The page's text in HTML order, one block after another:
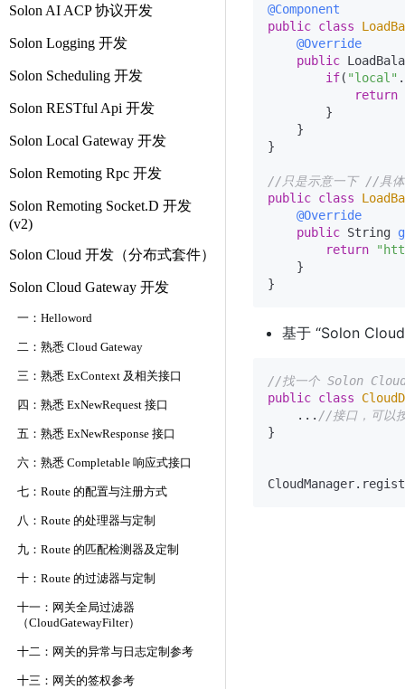
Solon AI ACP 协议开发
Solon Logging 开发
Solon Scheduling 开发
Solon RESTful Api 开发
Solon Local Gateway 开发
Solon Remoting Rpc 开发
Solon Remoting Socket.D 开发
(v2)
Solon Cloud 开发（分布式套件）
Solon Cloud Gateway 开发
一：Helloword
二：熟悉 Cloud Gateway
三：熟悉 ExContext 及相关接口
四：熟悉 ExNewRequest 接口
五：熟悉 ExNewResponse 接口
六：熟悉 Completable 响应式接口
七：Route 的配置与注册方式
八：Route 的处理器与定制
九：Route 的匹配检测器及定制
十：Route 的过滤器与定制
十一：网关全局过滤器
（CloudGatewayFilter）
十二：网关的异常与日志定制参考
十三：网关的签权参考
@Component
public class
@Override
public
if( "local"
return
        }
    }
}
//只是示意一下 //具
public class
@Override
public String
return
    }
基于 “Solon
//找一个 Solon
public class
    ...
//接口，可以
}